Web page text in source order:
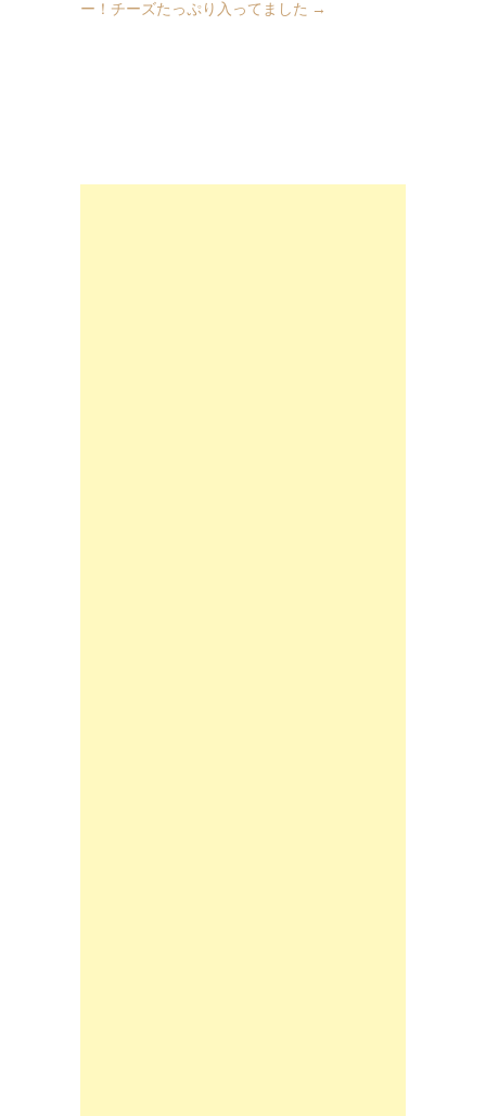
ー！チーズたっぷり入ってました →